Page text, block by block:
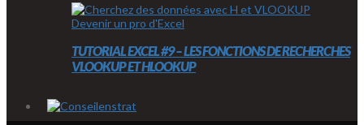
Devenir un pro d'Excel
TUTORIAL EXCEL #9 – LES FONCTIONS DE RECHERCHES
VLOOKUP ET HLOOKUP